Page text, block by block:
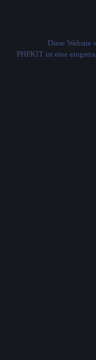
Diese Website
PHPKIT ist eine